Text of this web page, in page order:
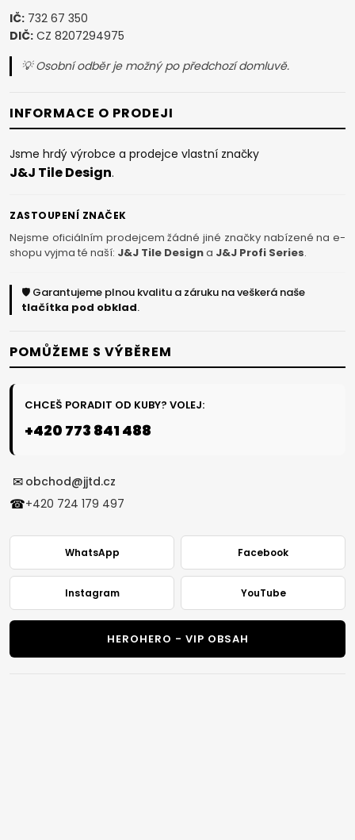
IČ: 732 67 350
DIČ: CZ 8207294975
💡 Osobní odběr je možný po předchozí domluvě.
INFORMACE O PRODEJI
Jsme hrdý výrobce a prodejce vlastní značky
J&J Tile Design.
ZASTOUPENÍ ZNAČEK
Nejsme oficiálním prodejcem žádné jiné značky nabízené na e-
shopu vyjma té naší: J&J Tile Designa J&J Profi Series.
🛡️ Garantujeme plnou kvalitu a záruku na veškerá naše
tlačítka pod obklad.
POMŮŽEME S VÝBĚREM
CHCEŠ PORADIT OD KUBY? VOLEJ:
+420 773 841 488
✉ obchod@jjtd.cz
☎+420 724 179 497
WhatsApp Facebook
Instagram YouTube
HEROHERO - VIP OBSAH